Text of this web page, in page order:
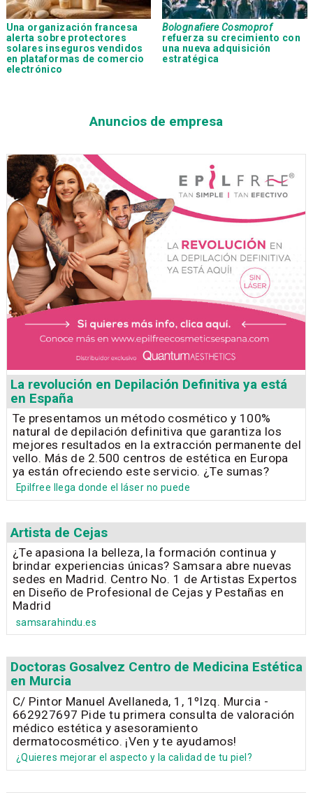
Una organización francesa
alerta sobre protectores
solares inseguros vendidos
en plataformas de comercio
electrónico
Bolognafiere Cosmoprof
refuerza su crecimiento con
una nueva adquisición
estratégica
Anuncios de empresa
La revolución en Depilación Definitiva ya está
en España
Te presentamos un método cosmético y 100%
natural de depilación definitiva que garantiza los
mejores resultados en la extracción permanente del
vello. Más de 2.500 centros de estética en Europa
ya están ofreciendo este servicio. ¿Te sumas?
Epilfree llega donde el láser no puede
Artista de Cejas
¿Te apasiona la belleza, la formación continua y
brindar experiencias únicas? Samsara abre nuevas
sedes en Madrid. Centro No. 1 de Artistas Expertos
en Diseño de Profesional de Cejas y Pestañas en
Madrid
samsarahindu.es
Doctoras Gosalvez Centro de Medicina Estética
en Murcia
C/ Pintor Manuel Avellaneda, 1, 1ºIzq. Murcia -
662927697 Pide tu primera consulta de valoración
médico estética y asesoramiento
dermatocosmético. ¡Ven y te ayudamos!
¿Quieres mejorar el aspecto y la calidad de tu piel?